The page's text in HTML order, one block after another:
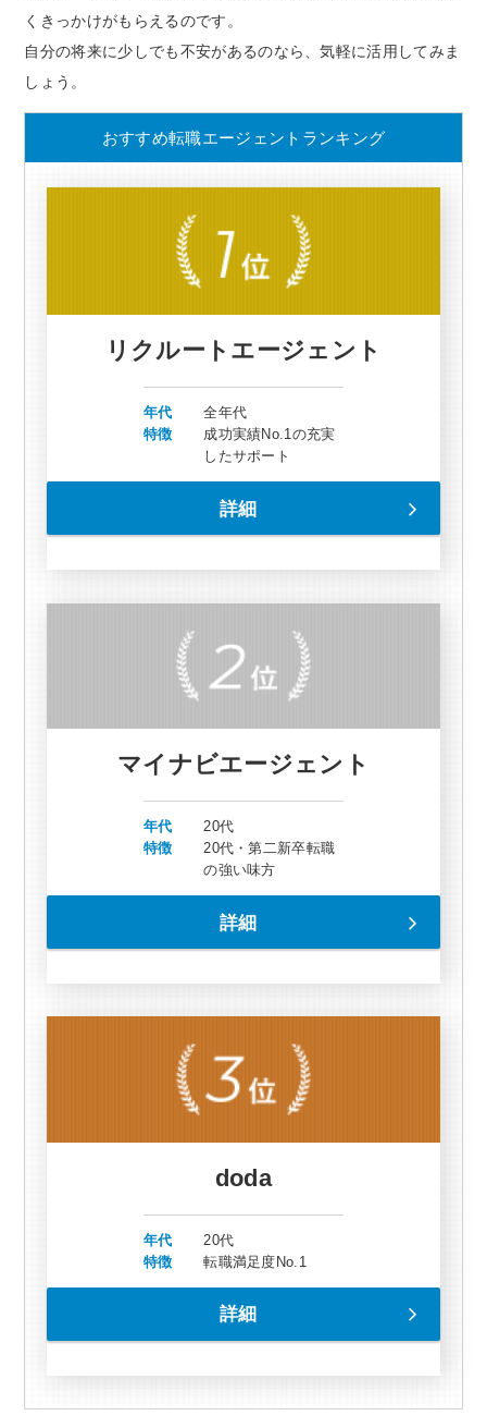
くきっかけがもらえるのです。
自分の将来に少しでも不安があるのなら、気軽に活用してみま
しょう。
おすすめ転職エージェントランキング
リクルートエージェント
年代
全年代
特徴
成功実績No.1の充実
したサポート
詳細
マイナビエージェント
年代
20代
特徴
20代・第二新卒転職
の強い味方
詳細
doda
年代
20代
特徴
転職満足度No.1
詳細